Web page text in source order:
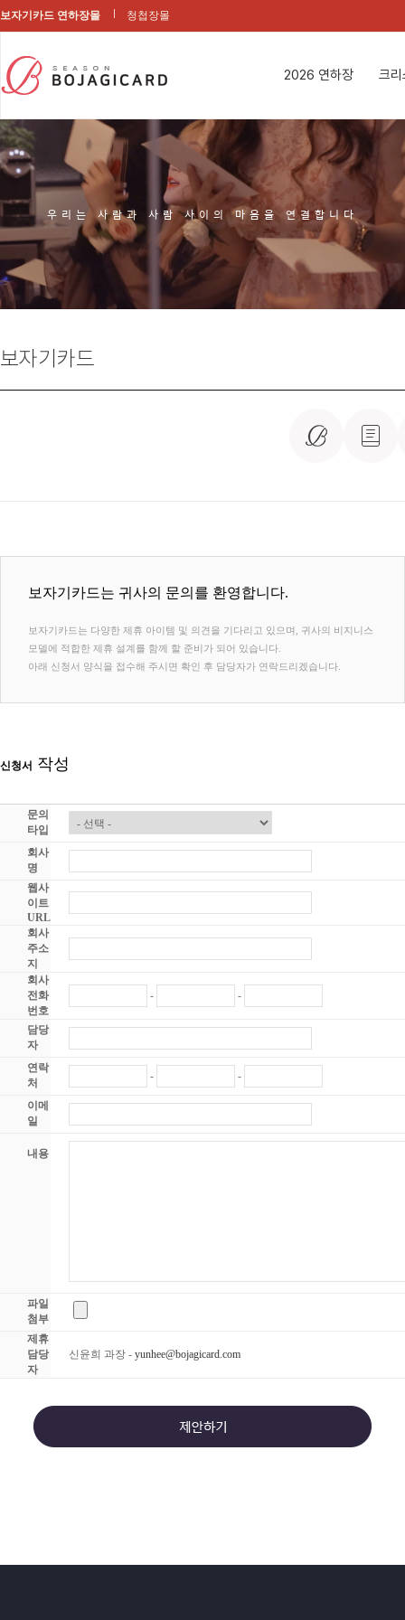
보자기카드 연하장몰 청첩장몰
2026 연하장 크
우리는 사람과 사람 사이의 마음을 연결합니다
보자기카드
보자기카드는 귀사의 문의를 환영합니다.
보자기카드는 다양한 제휴 아이템 및 의견을 기다리고 있으며, 귀사의 비지니스
모델에 적합한 제휴 설계를 함께 할 준비가 되어 있습니다.
아래 신청서 양식을 접수해 주시면 확인 후 담당자가 연락드리겠습니다.
신청서 작성
문의
타입
회사
명
웹사
이트
URL
회사
주소
지
회사
전화
번호
- -
담당
자
연락
처
- -
이메
일
내용
파일
첨부
제휴
담당
자
신윤희 과장 - yunhee@bojagicard.com